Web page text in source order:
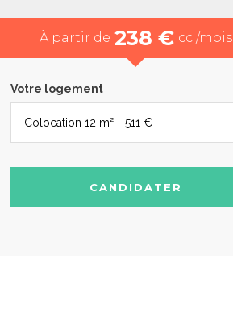
À partir de 238 € cc /mois
Votre logement
CANDIDATER